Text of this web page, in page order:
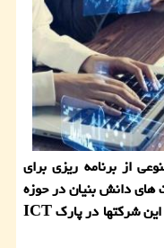
از برنامه ریزی برای
دانش بنیان در حوزه
هوش مصنوعی آگاهی داد و اظهار داشت: این شرکتها در پارک ICT